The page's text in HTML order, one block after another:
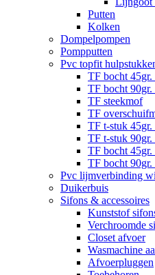
Putten
Kolken
Dompelpompen
Pompputten
Pvc topfit
TF bocht 45gr.
TF bocht 90gr.
TF steekmof
TF
TF t-stuk 45gr.
TF t-stuk 90gr.
TF bocht 45gr.
TF bocht 90gr.
Pvc lijmverbinding
Duikerbuis
Sifons & accessoires
Kunststof
Verchroomde
Closet afvoer
Wasmachine
Afvoerpluggen